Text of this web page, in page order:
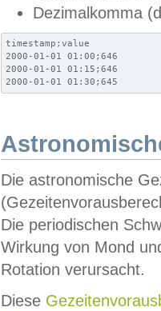
Dezimalkomma
timestamp;value
2000-01-01 01:00;646
2000-01-01 01:15;646
2000-01-01 01:30;645
Die astronomische
Die periodischen
Wirkung von Mond
Rotation verursacht.
Diese